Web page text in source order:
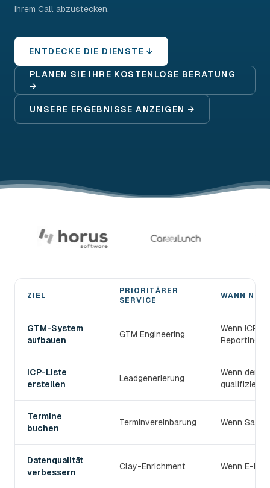
Ihrem Call abzustecken.
ENTDECKE DIE DIENSTE ↓
PLANEN SIE IHRE KOSTENLOSE BERATUNG
→
UNSERE ERGEBNISSE ANZEIGEN →
ZIEL
PRIORITÄRER
SERVICE
WANN
GTM-System
aufbauen
GTM Engineering
Wenn ICP,
Reporting
ICP-Liste
erstellen
Leadgenerierung
Wenn der
qualifiziert
Termine
buchen
Terminvereinbarung Wenn
Datenqualität
verbessern
Clay-Enrichment Wenn E-